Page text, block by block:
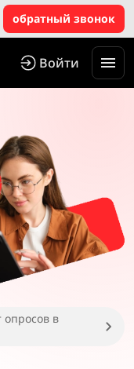
обратный звонок
Войти
опросов в